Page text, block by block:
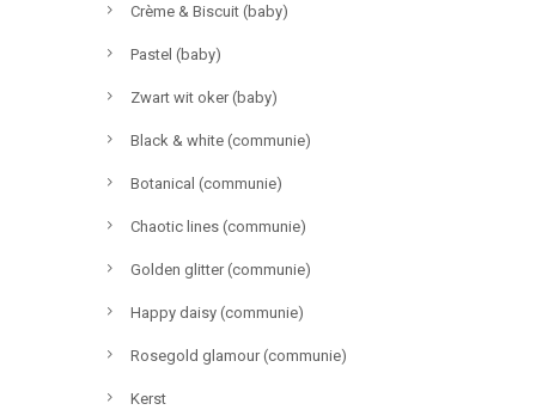
Crème & Biscuit (baby)
Pastel (baby)
Zwart wit oker (baby)
Black & white (communie)
Botanical (communie)
Chaotic lines (communie)
Golden glitter (communie)
Happy daisy (communie)
Rosegold glamour (communie)
Kerst